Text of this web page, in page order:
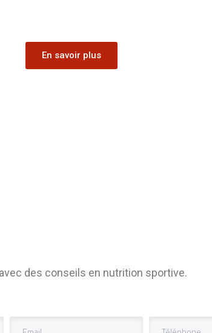
En savoir plus
des conseils en nutrition sportive.